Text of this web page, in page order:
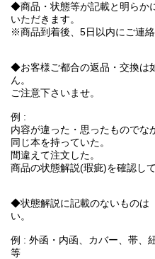
◆商品・状態等が記載と明らか
いただきます。
※商品到着後、5日以内にご連絡
◆お客様ご都合の返品・交換は
ん。
ご注意下さいませ。
例 :
内容が違った・思ったものでな
同じ本を持っていた。
間違えて注文した。
商品の状態解説(瑕疵)を確認し
◆状態解説に記載のないものは
い。
例 : 外函・内函、カバー、帯、
等